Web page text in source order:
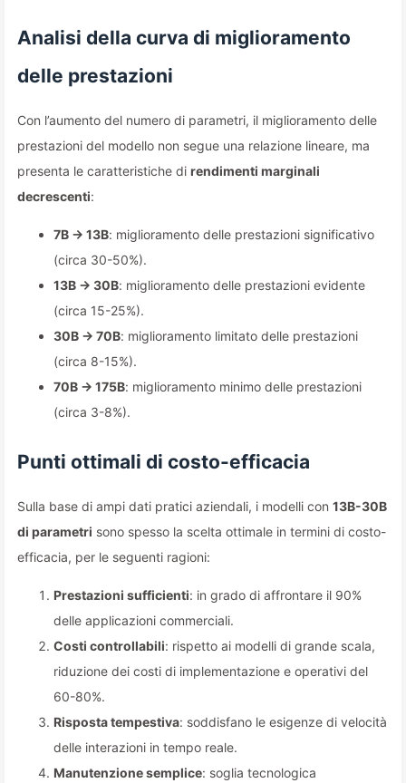
Analisi della curva di miglioramento
delle prestazioni
Con l’aumento del numero di parametri, il miglioramento delle
prestazioni del modello non segue una relazione lineare, ma
presenta le caratteristiche di rendimenti marginali
decrescenti:
7B → 13B: miglioramento delle prestazioni significativo
(circa 30-50%).
13B → 30B: miglioramento delle prestazioni evidente
(circa 15-25%).
30B → 70B: miglioramento limitato delle prestazioni
(circa 8-15%).
70B → 175B: miglioramento minimo delle prestazioni
(circa 3-8%).
Punti ottimali di costo-efficacia
Sulla base di ampi dati pratici aziendali, i modelli con 13B-30B
di parametri sono spesso la scelta ottimale in termini di costo-
efficacia, per le seguenti ragioni:
Prestazioni sufficienti: in grado di affrontare il 90%
delle applicazioni commerciali.
Costi controllabili: rispetto ai modelli di grande scala,
riduzione dei costi di implementazione e operativi del
60-80%.
Risposta tempestiva: soddisfano le esigenze di velocità
delle interazioni in tempo reale.
Manutenzione semplice: soglia tecnologica